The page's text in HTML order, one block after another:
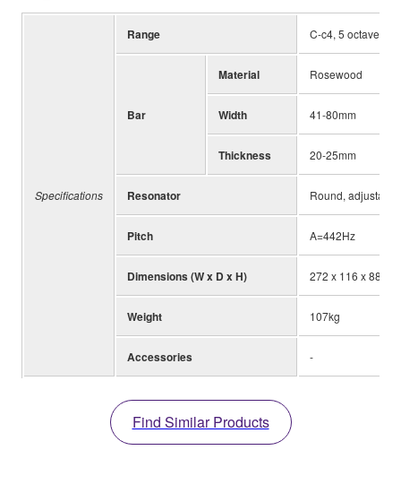
Specifications
Range C-c4, 5 octaves
Bar
Material Rosewood
Width 41-80mm
Thickness 20-25mm
Resonator Round,
Pitch A=442Hz
Dimensions (W x D x H) 272 x 116 x 88-
Weight 107kg
Accessories -
Find Similar Products